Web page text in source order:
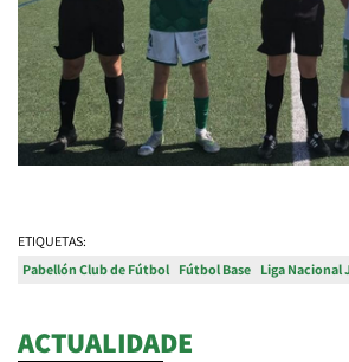
ETIQUETAS:
Pabellón Club de Fútbol Fútbol Base Liga Nacional
ACTUALIDADE